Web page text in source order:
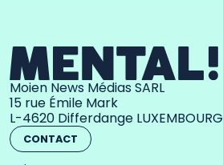
Moien News Médias SARL
15 rue Émile Mark
L-4620 Differdange LUXEMBOURG
CONTACT